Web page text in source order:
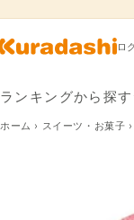
ロ
ランキングから探す
ホーム › スイーツ・お菓子 ›